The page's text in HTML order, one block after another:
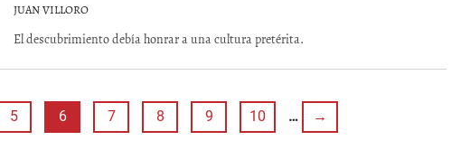
JUAN VILLORO
El descubrimiento debía honrar a una cultura pretérita.
5 6 7 8 9 10 … →